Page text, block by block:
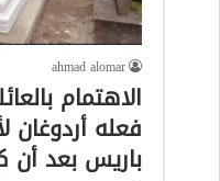
ahmad alomar
الاهتمام
فعله أردوغان
باريس بعد أن